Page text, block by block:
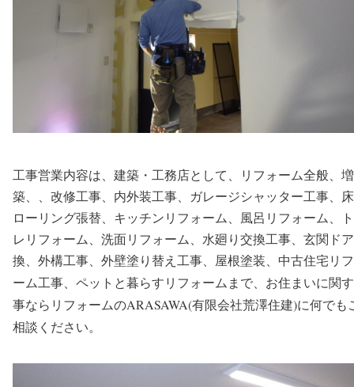
工事営業内容は、建築・工務店として、リフォーム全般、
築、、改修工事、内外装工事、ガレージシャッター工事、
ローリング張替、キッチンリフォーム、風呂リフォーム、
レリフォーム、洗面リフォーム、水廻り交換工事、玄関ド
換、外構工事、外壁塗り替え工事、屋根塗装、中古住宅リ
ーム工事、ペットと暮らすリフォームまで、 お住まいに関
事ならリフォームのARASAWA(有限会社荒澤住建)に何でも
相談ください。